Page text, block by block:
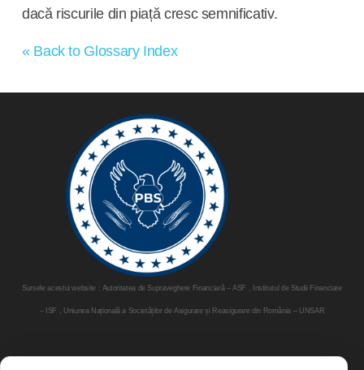
dacă riscurile din piață cresc semnificativ.
« Back to Glossary Index
Sursele acestui website : Autoritatea de Supraveghere Financiară – ASF , Institutul de Studii Financiare
– ISF , Uniunea Națională a Societăților de Asigurare și Reasigurare din România – UNSAR